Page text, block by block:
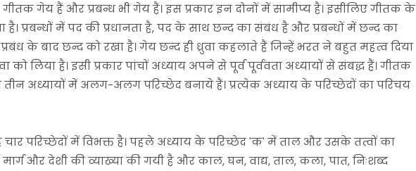
गीतक गेय हैं और प्रबन्ध भी गेय हैं। इस प्रकार इन दोनों में सामीप्य है। इसीलिए गीतक के
है। प्रबन्धों में पद की प्रधानता है, पद के साथ छन्द का संबंध है और प्रबन्धों में छन्द का
के बाद छन्द को रखा है। गेय छन्द ही ध्रुवा कहलाते हैं जिन्हें भरत ने बहुत महत्व दिया
को लिया है। इसी प्रकार पांचों अध्याय अपने से पूर्व पूर्ववता अध्यायों से संबद्ध हैं। गीतक
अध्यायों में अलग-अलग परिच्छेद बनाये हैं। प्रत्येक अध्याय के परिच्छेदों का परिचय
परिच्छेदों में विभक्त है। पहले अध्याय के परिच्छेद 'क' में ताल और उसके तत्वों का
और देशी की व्याख्या की गयी है और काल, घन, वाद्य, ताल, कला, पात, निःशब्द